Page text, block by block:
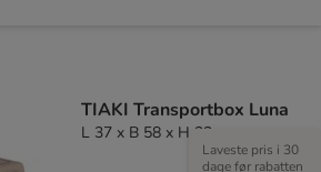
TIAKI Transportbox Luna
L 37 x B 58 x H 32 cm
Laveste pris i 30
dage før rabatten